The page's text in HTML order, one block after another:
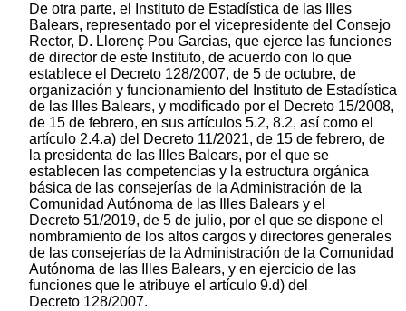
De otra parte, el Instituto de Estadística de las Illes
Balears, representado por el vicepresidente del Consejo
Rector, D. Llorenç Pou Garcias, que ejerce las funciones
de director de este Instituto, de acuerdo con lo que
establece el Decreto 128/2007, de 5 de octubre, de
organización y funcionamiento del Instituto de Estadística
de las Illes Balears, y modificado por el Decreto 15/2008,
de 15 de febrero, en sus artículos 5.2, 8.2, así como el
artículo 2.4.a) del Decreto 11/2021, de 15 de febrero, de
la presidenta de las Illes Balears, por el que se
establecen las competencias y la estructura orgánica
básica de las consejerías de la Administración de la
Comunidad Autónoma de las Illes Balears y el
Decreto 51/2019, de 5 de julio, por el que se dispone el
nombramiento de los altos cargos y directores generales
de las consejerías de la Administración de la Comunidad
Autónoma de las Illes Balears, y en ejercicio de las
funciones que le atribuye el artículo 9.d) del
Decreto 128/2007.